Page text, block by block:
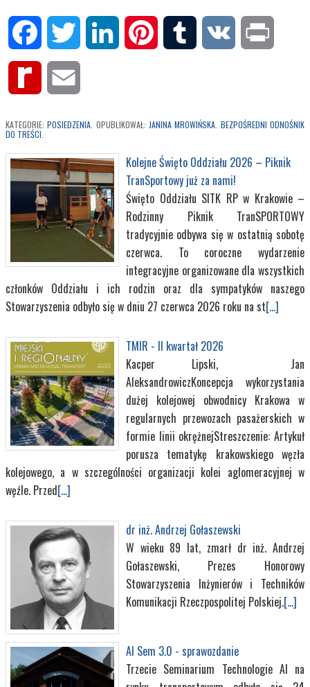
Facebook Twitter LinkedIn Pinterest Tumblr VK
Rediff
KATEGORIE:POSIEDZENIA . OPUBLIKOWAŁ: JANINA MROWIŃSKA BEZPOŚREDNI ODNOŚNIK
DO TREŚCI
Kolejne Święto Oddziału 2026 – Piknik
TranSportowy już za nami!
Święto Oddziału SITK RP w Krakowie –
Rodzinny Piknik TranSPORTOWY
tradycyjnie odbywa się w ostatnią sobotę
czerwca. To coroczne wydarzenie
integracyjne organizowane dla wszystkich
członków Oddziału i ich rodzin oraz dla sympatyków naszego
Stowarzyszenia odbyło się w dniu 27 czerwca 2026 roku na st[...]
TMIR - II kwartał 2026
Kacper Lipski, Jan
AleksandrowiczKoncepcja wykorzystania
dużej kolejowej obwodnicy Krakowa w
regularnych przewozach pasażerskich w
formie linii okrężnejStreszczenie: Artykuł
porusza tematykę krakowskiego węzła
kolejowego, a w szczególności organizacji kolei aglomeracyjnej w
węźle. Przed[...]
dr inż. Andrzej Gołaszewski
W wieku 89 lat, zmarł dr inż. Andrzej
Gołaszewski, Prezes Honorowy
Stowarzyszenia Inżynierów i Techników
Komunikacji Rzeczpospolitej Polskiej.[...]
AI Sem 3.0 - sprawozdanie
Trzecie Seminarium Technologie AI na